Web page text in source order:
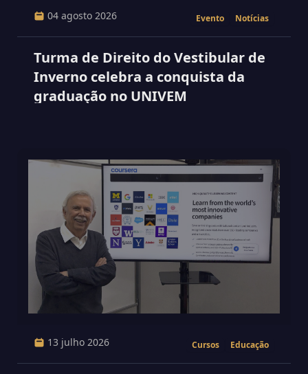
04 agosto 2026 Evento Notícias
Turma de Direito do Vestibular de
Inverno celebra a conquista da
graduação no UNIVEM
13 julho 2026 Cursos Educação